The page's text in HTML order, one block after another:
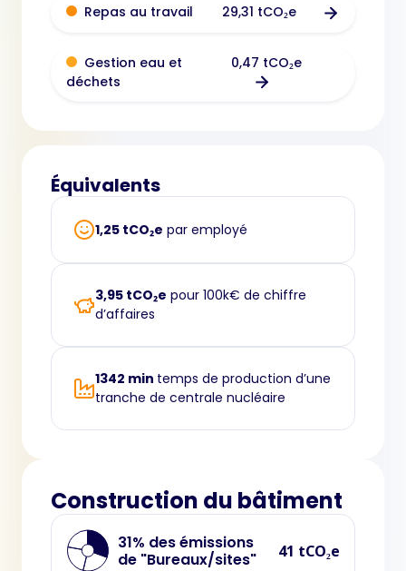
Repas au travail 29,31 tCO₂e
Gestion eau et
déchets
0,47 tCO₂e
Équivalents
1,25 tCO₂e par employé
3,95 tCO₂e pour 100k€ de chiffre
d’affaires
1342 min temps de production d’une
tranche de centrale nucléaire
Construction du bâtiment
31% des émissions
de "Bureaux/sites"
41 tCO₂e